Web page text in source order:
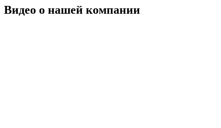
Видео о нашей компании